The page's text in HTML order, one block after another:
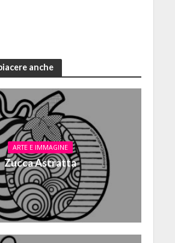
anche
ARTE E IMMAGINE
Zucca Astratta